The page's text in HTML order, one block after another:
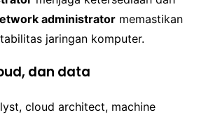
administrator memastikan
jaringan komputer.
dan data
cloud architect, machine